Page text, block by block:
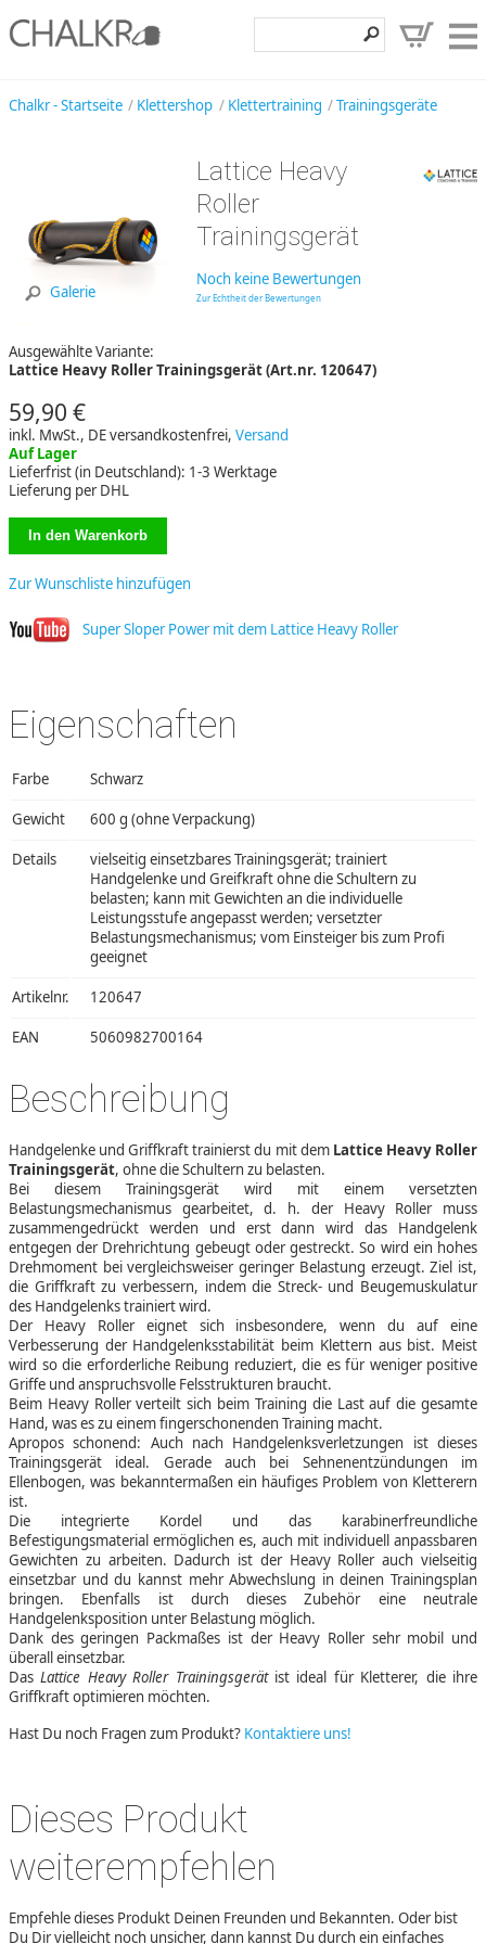
Klettershop
Entdecken
Hilfe, Kontakt
Chalkr - Startseite Klettershop Klettertraining Trainingsgeräte
Galerie
Lattice Heavy
Roller
Trainingsgerät
Noch keine Bewertungen
Zur Echtheit der Bewertungen
Ausgewählte Variante:
Lattice Heavy Roller Trainingsgerät (Art.nr. 120647)
59,90 €
inkl. MwSt., DE versandkostenfrei, Versand
Auf Lager
Lieferfrist (in Deutschland): 1-3 Werktage
Lieferung per DHL
Zur Wunschliste hinzufügen
Super Sloper Power mit dem Lattice Heavy Roller
Eigenschaften
Farbe Schwarz
Gewicht 600 g (ohne Verpackung)
Details
vielseitig einsetzbares Trainingsgerät; trainiert
Handgelenke und Greifkraft ohne die Schultern zu
belasten; kann mit Gewichten an die individuelle
Leistungsstufe angepasst werden; versetzter
Belastungsmechanismus; vom Einsteiger bis zum Profi
geeignet
Artikelnr. 120647
EAN 5060982700164
Beschreibung
Handgelenke und Griffkraft trainierst du mit dem Lattice Heavy Roller
Trainingsgerät, ohne die Schultern zu belasten.
Bei diesem Trainingsgerät wird mit einem versetzten
Belastungsmechanismus gearbeitet, d. h. der Heavy Roller muss
zusammengedrückt werden und erst dann wird das Handgelenk
entgegen der Drehrichtung gebeugt oder gestreckt. So wird ein hohes
Drehmoment bei vergleichsweiser geringer Belastung erzeugt. Ziel ist,
die Griffkraft zu verbessern, indem die Streck- und Beugemuskulatur
des Handgelenks trainiert wird.
Der Heavy Roller eignet sich insbesondere, wenn du auf eine
Verbesserung der Handgelenksstabilität beim Klettern aus bist. Meist
wird so die erforderliche Reibung reduziert, die es für weniger positive
Griffe und anspruchsvolle Felsstrukturen braucht.
Beim Heavy Roller verteilt sich beim Training die Last auf die gesamte
Hand, was es zu einem fingerschonenden Training macht.
Apropos schonend: Auch nach Handgelenksverletzungen ist dieses
Trainingsgerät ideal. Gerade auch bei Sehnenentzündungen im
Ellenbogen, was bekanntermaßen ein häufiges Problem von Kletterern
ist.
Die integrierte Kordel und das karabinerfreundliche
Befestigungsmaterial ermöglichen es, auch mit individuell anpassbaren
Gewichten zu arbeiten. Dadurch ist der Heavy Roller auch vielseitig
einsetzbar und du kannst mehr Abwechslung in deinen Trainingsplan
bringen. Ebenfalls ist durch dieses Zubehör eine neutrale
Handgelenksposition unter Belastung möglich.
Dank des geringen Packmaßes ist der Heavy Roller sehr mobil und
überall einsetzbar.
DasLattice Heavy Roller Trainingsgerätist ideal für Kletterer, die ihre
Griffkraft optimieren möchten.
Hast Du noch Fragen zum Produkt? Kontaktiere uns!
Dieses Produkt
weiterempfehlen
Empfehle dieses Produkt Deinen Freunden und Bekannten. Oder bist
Du Dir vielleicht noch unsicher, dann kannst Du durch ein einfaches